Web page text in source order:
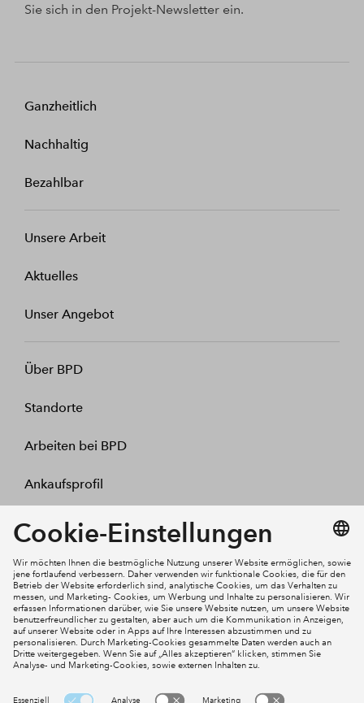
Sie sich in den Projekt-Newsletter ein.
Ganzheitlich
Nachhaltig
Bezahlbar
Unsere Arbeit
Aktuelles
Unser Angebot
Über BPD
Standorte
Arbeiten bei BPD
Ankaufsprofil
Kontakt
Mein Konto
Social Media